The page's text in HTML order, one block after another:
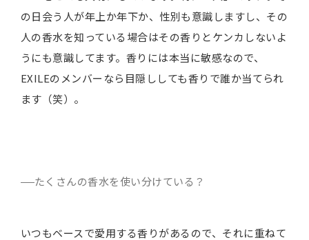
の日会う人が年上か年下か、性別も意識しますし、その
人の香水を知っている場合はその香りとケンカしないよ
うにも意識してます。香りには本当に敏感なので、
EXILEのメンバーなら目隠ししても香りで誰か当てられ
ます（笑）。
たくさんの香水を使い分けている？
いつもベースで愛用する香りがあるので、それに重ねて